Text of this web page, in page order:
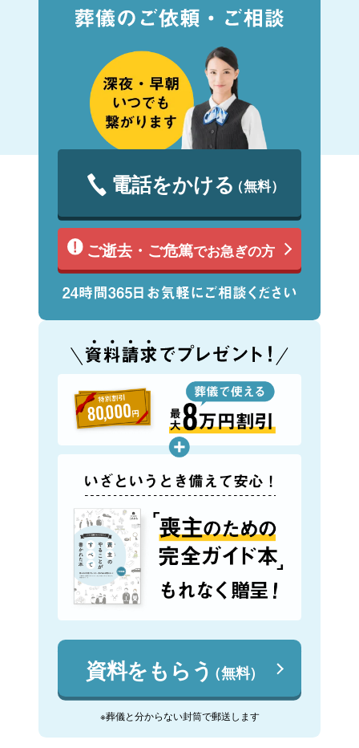
電話をかける（無料）
ご逝去・ご危篤でお急ぎの方
資料をもらう（無料）
※葬儀と分からない封筒で郵送します